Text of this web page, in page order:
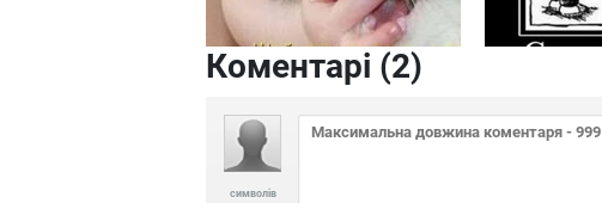
Коментарі (2)
символів